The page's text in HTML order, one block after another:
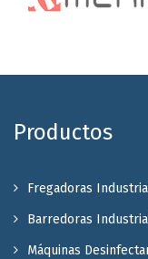
Productos
Fregadoras
Barredoras
Máquinas